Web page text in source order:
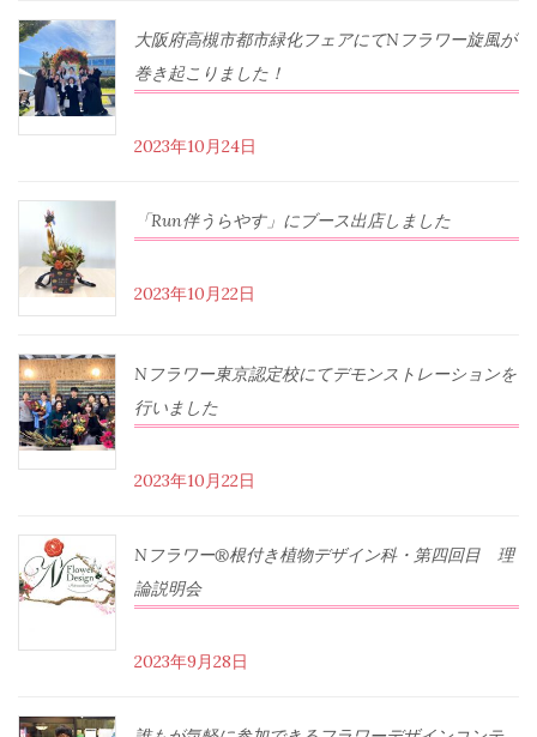
大阪府高槻市都市緑化フェアにてNフラワー旋風が
巻き起こりました！
2023年10月24日
「Run伴うらやす」にブース出店しました
2023年10月22日
Nフラワー東京認定校にてデモンストレーションを
行いました
2023年10月22日
Nフラワー®根付き植物デザイン科・第四回目 理
論説明会
2023年9月28日